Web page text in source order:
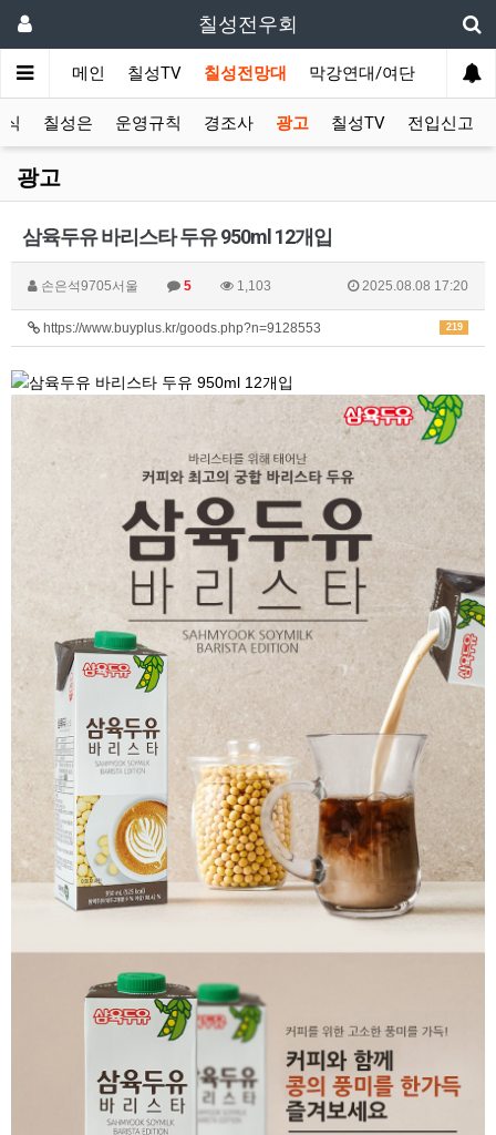
칠성전우회
메인 칠성TV 칠성전망대 막강연대/여단 사단
칠성은 운영규칙 경조사 광고 칠성TV 전입신고
광고
삼육두유 바리스타 두유 950ml 12개입
손은석9705서울 5 1,103 2025.08.08 17:20
219
https://www.buyplus.kr/goods.php?n=9128553